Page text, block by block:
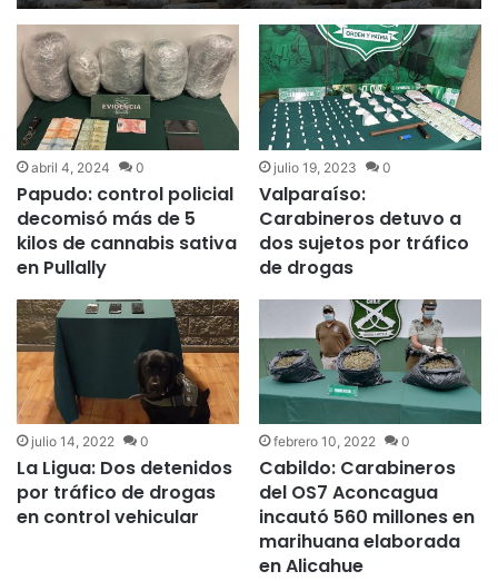
abril 4, 2024 0
Papudo: control policial
decomisó más de 5
kilos de cannabis sativa
en Pullally
julio 19, 2023 0
Valparaíso:
Carabineros detuvo a
dos sujetos por tráfico
de drogas
julio 14, 2022 0
La Ligua: Dos detenidos
por tráfico de drogas
en control vehicular
febrero 10, 2022 0
Cabildo: Carabineros
del OS7 Aconcagua
incautó 560 millones en
marihuana elaborada
en Alicahue